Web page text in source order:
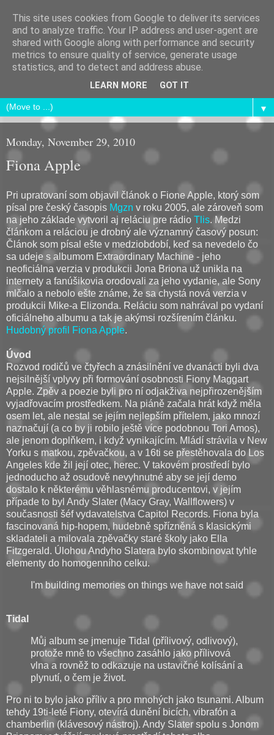
Andrej Chudý
If you were in my game I would give you an eighteen
▼
Monday, November 29, 2010
Fiona Apple
Pri upratovaní som objavil článok o Fione Apple, ktorý som
písal pre český časopis Mgzn v roku 2005, ale zároveň som
na jeho základe vytvoril aj reláciu pre rádio Tlis. Medzi
článkom a reláciou je drobný ale významný časový posun:
Článok som písal ešte v medziobdobí, keď sa nevedelo čo
sa udeje s albumom Extraordinary Machine - jeho
neoficiálna verzia v produkcii Jona Briona už unikla na
internety a fanúšikovia orodovali za jeho vydanie, ale Sony
mlčalo a nebolo ešte známe, že sa chystá nová verzia v
produkcii Mike-a Elizonda. Reláciu som nahrával po vydaní
oficiálneho albumu a tak je akýmsi rozšírením článku.
Hudobný profil Fiona Apple.
Úvod
Rozvod rodičů ve čtyřech a znásilnění ve dvanácti byli dva
nejsilnější vplyvy při formování osobnosti Fiony Maggart
Apple. Zpěv a poezie byli pro ní odjakživa nejpřirozenějším
vyjadřovacím prostředkem. Na piáně začala hrát když měla
osem let, ale nestal se jejím nejlepším přítelem, jako mnozí
naznačují (a co by ji robilo ještě více podobnou Tori Amos),
ale jenom doplňkem, i když vynikajícím. Mládí strávila v New
Yorku s matkou, zpěvačkou, a v 16ti se přestěhovala do Los
Angeles kde žil její otec, herec. V takovém prostředí bylo
jednoducho až osudově nevyhnutné aby se její demo
dostalo k některému věhlasnému producentovi, v jejím
případe to byl Andy Slater (Macy Gray, Wallflowers) v
současnosti šéf vydavatelstva Capitol Records. Fiona byla
fascinovaná hip-hopem, hudebně spřízněná s klasickými
skladateli a milovala zpěvačky staré školy jako Ella
Fitzgerald. Úlohou Andyho Slatera bylo skombinovat tyhle
elementy do homogenního celku.
I'm building memories on things we have not said
Tidal
Můj album se jmenuje Tidal (přílivový, odlivový),
protože mně to všechno zasáhlo jako přílivová
vlna a rovněž to odkazuje na ustavičné kolísání a
plynutí, o čem je život.
Pro ni to bylo jako příliv a pro mnohých jako tsunami. Album
tehdy 19ti-leté Fiony, otevírá dunění bicích, vibrafón a
chamberlin (klávesový nástroj). Andy Slater spolu s Jonom
This site uses cookies from Google to deliver its services
and to analyze traffic. Your IP address and user-agent are
shared with Google along with performance and security
metrics to ensure quality of service, generate usage
statistics, and to detect and address abuse.
LEARN MORE GOT IT